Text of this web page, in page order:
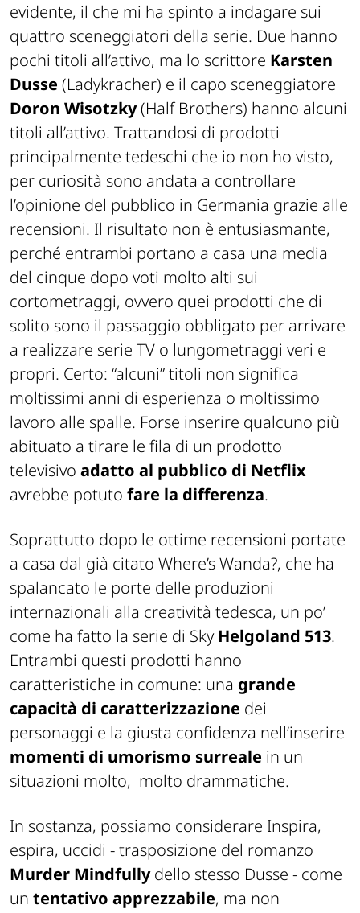
evidente, il che mi ha spinto a indagare sui
quattro sceneggiatori della serie. Due hanno
pochi titoli all’attivo, ma lo scrittore Karsten
Dusse (Ladykracher) e il capo sceneggiatore
Doron Wisotzky(Half Brothers) hanno alcuni
titoli all’attivo. Trattandosi di prodotti
principalmente tedeschi che io non ho visto,
per curiosità sono andata a controllare
l’opinione del pubblico in Germania grazie alle
recensioni. Il risultato non è entusiasmante,
perché entrambi portano a casa una media
del cinque dopo voti molto alti sui
cortometraggi, ovvero quei prodotti che di
solito sono il passaggio obbligato per arrivare
a realizzare serie TV o lungometraggi veri e
propri. Certo: “alcuni” titoli non significa
moltissimi anni di esperienza o moltissimo
lavoro alle spalle. Forse inserire qualcuno più
abituato a tirare le fila di un prodotto
televisivo adatto al pubblico di Netflix
avrebbe potuto fare la differenza.
Soprattutto dopo le ottime recensioni portate
a casa dal già citato Where’s Wanda?, che ha
spalancato le porte delle produzioni
internazionali alla creatività tedesca, un po’
come ha fatto la serie di SkyHelgoland 513.
Entrambi questi prodotti hanno
caratteristiche in comune: una grande
capacità di caratterizzazione dei
personaggi e la giusta confidenza nell’inserire
momenti di umorismo surreale in un
situazioni molto, molto drammatiche.
In sostanza, possiamo considerare Inspira,
espira, uccidi - trasposizione del romanzo
Murder Mindfullydello stesso Dusse - come
un tentativo apprezzabile, ma non